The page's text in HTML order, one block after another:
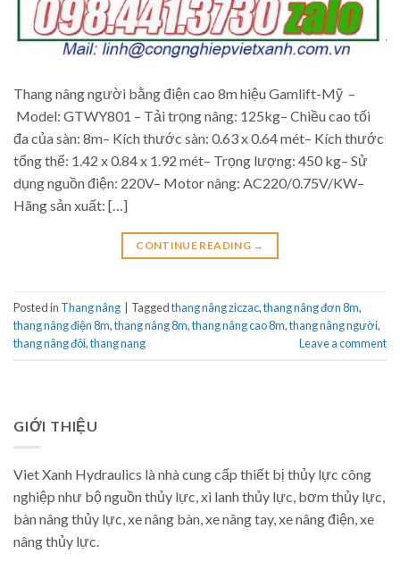
Thang nâng người bằng điện cao 8m hiệu Gamlift-Mỹ –
Model: GTWY801 – Tải trọng nâng: 125kg– Chiều cao tối
đa của sàn: 8m– Kích thước sàn: 0.63 x 0.64 mét– Kích thước
tổng thể: 1.42 x 0.84 x 1.92 mét– Trọng lượng: 450 kg– Sử
dụng nguồn điện: 220V– Motor nâng: AC220/0.75V/KW–
Hãng sản xuất: […]
CONTINUE READING →
Posted in Thang nâng Taggedthang nâng ziczac,thang nâng đơn 8m,
thang nâng điện 8m,thang nâng 8m,thang nâng cao 8m,thang nâng người,
thang nâng đôi,thang nang Leave a comment
GIỚI THIỆU
Viet Xanh Hydraulics là nhà cung cấp thiết bị thủy lực công
nghiệp như bộ nguồn thủy lực, xi lanh thủy lực, bơm thủy lực,
bàn nâng thủy lực, xe nâng bàn, xe nâng tay, xe nâng điện, xe
nâng thủy lực.